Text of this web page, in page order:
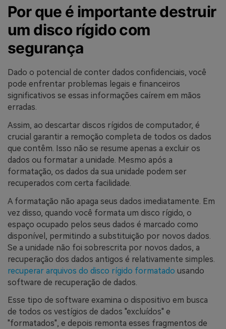
Por que é importante destruir
um disco rígido com
segurança
Dado o potencial de conter dados confidenciais, você
pode enfrentar problemas legais e financeiros
significativos se essas informações caírem em mãos
erradas.
Assim, ao descartar discos rígidos de computador, é
crucial garantir a remoção completa de todos os dados
que contêm. Isso não se resume apenas a excluir os
dados ou formatar a unidade. Mesmo após a
formatação, os dados da sua unidade podem ser
recuperados com certa facilidade.
A formatação não apaga seus dados imediatamente. Em
vez disso, quando você formata um disco rígido, o
espaço ocupado pelos seus dados é marcado como
disponível, permitindo a substituição por novos dados.
Se a unidade não foi sobrescrita por novos dados, a
recuperação dos dados antigos é relativamente simples.
recuperar arquivos do disco rígido formatado usando
software de recuperação de dados.
Esse tipo de software examina o dispositivo em busca
de todos os vestígios de dados "excluídos" e
"formatados", e depois remonta esses fragmentos de